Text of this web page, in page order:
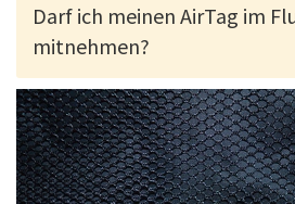
Darf ich meinen AirTag im
mitnehmen?